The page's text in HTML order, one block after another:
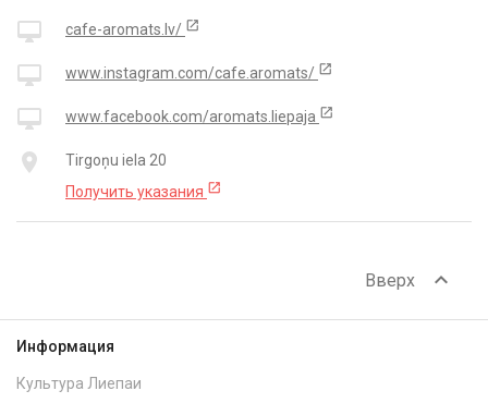
desktop_mac cafe-aromats.lv/ open_in_new
desktop_mac www.instagram.com/cafe.aromats/ open_in_new
desktop_mac www.facebook.com/aromats.liepaja open_in_new
place
Tirgoņu iela 20
Получить указания open_in_new
Вверх expand_less
Информация
Культура Лиепаи